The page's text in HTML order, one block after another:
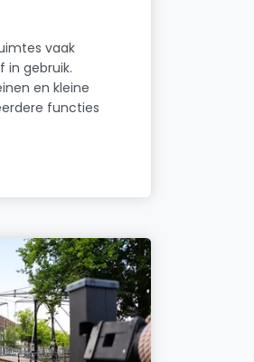
vaak
in gebruik.
en kleine
functies